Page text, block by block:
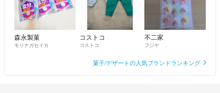
森永製菓
モリナガセイカ
コストコ
コストコ
不二家
フジヤ
菓子/デザートの人気ブランドランキング